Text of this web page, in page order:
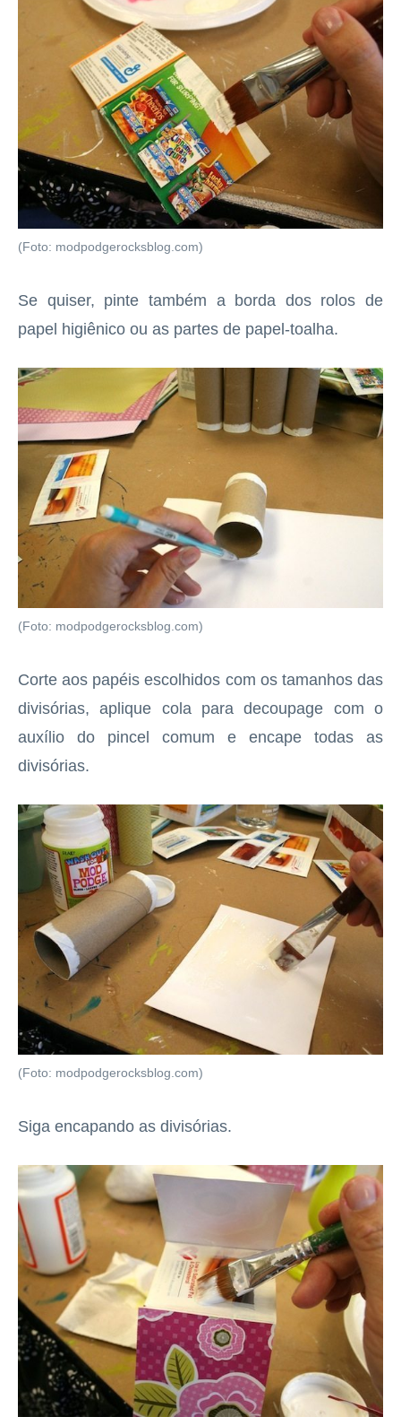
(Foto: modpodgerocksblog.com)
Se quiser, pinte também a borda dos rolos de
papel higiênico ou as partes de papel-toalha.
(Foto: modpodgerocksblog.com)
Corte aos papéis escolhidos com os tamanhos das
divisórias, aplique cola para decoupage com o
auxílio do pincel comum e encape todas as
divisórias.
(Foto: modpodgerocksblog.com)
Siga encapando as divisórias.